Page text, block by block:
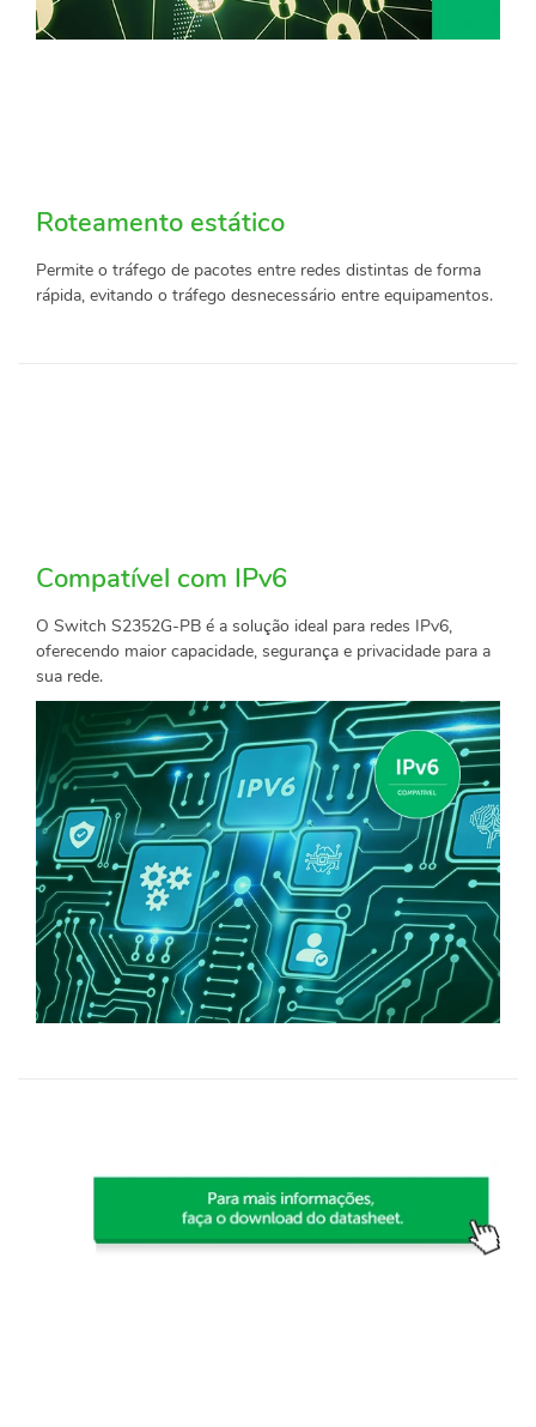
Roteamento estático
Permite o tráfego de pacotes entre redes distintas de forma
rápida, evitando o tráfego desnecessário entre equipamentos.
Compatível com IPv6
O Switch S2352G-PB é a solução ideal para redes IPv6,
oferecendo maior capacidade, segurança e privacidade para a
sua rede.